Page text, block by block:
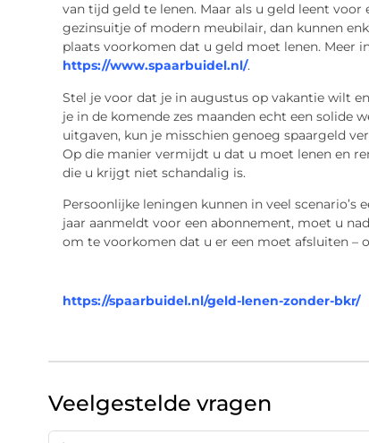
van tijd geld te lenen. Maar als u geld leent
gezinsuitje of modern meubilair, dan kunnen
plaats voorkomen dat u geld moet lenen. Meer
https://www.spaarbuidel.nl/.
Stel je voor dat je in augustus op vakantie wilt
je in de komende zes maanden echt een solide
uitgaven, kun je misschien genoeg spaargeld
Op die manier vermijdt u dat u moet lenen en
die u krijgt niet schandalig is.
Persoonlijke leningen kunnen in veel
jaar aanmeldt voor een abonnement, moet u
om te voorkomen dat u er een moet afsluiten –
https://spaarbuidel.nl/geld-lenen-zonder-bkr/
Veelgestelde vragen